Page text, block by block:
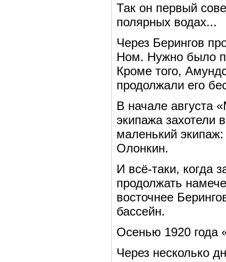
Так он первый
полярных водах...
Через Берингов
Ном. Нужно было
Кроме того,
продолжали его
В начале августа
экипажа захотели
маленький
Олонкин.
И всё-таки, когда
продолжать
восточнее
бассейн.
Осенью 1920
Через несколько